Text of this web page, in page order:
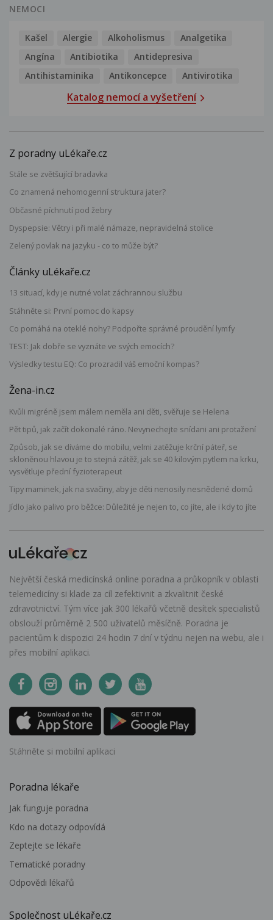
NEMOCI
Kašel Alergie Alkoholismus
Analgetika
Angína
Antibiotika
Antidepresiva
Antihistaminika
Antikoncepce Antivirotika
Katalog nemocí a vyšetření
Z poradny uLékaře.cz
Stále se zvětšující bradavka
Co znamená nehomogenní struktura jater?
Občasné píchnutí pod žebry
Dyspepsie: Větry i při malé námaze, nepravidelná stolice
Zelený povlak na jazyku - co to může být?
Články uLékaře.cz
13 situací, kdy je nutné volat záchrannou službu
Stáhněte si: První pomoc do kapsy
Co pomáhá na oteklé nohy? Podpořte správné proudění lymfy
TEST: Jak dobře se vyznáte ve svých emocích?
Výsledky testu EQ: Co prozradil váš emoční kompas?
Žena-in.cz
Kvůli migréně jsem málem neměla ani děti, svěřuje se Helena
Pět tipů, jak začít dokonalé ráno. Nevynechejte snídani ani protažení
Způsob, jak se díváme do mobilu, velmi zatěžuje krční páteř, se
skloněnou hlavou je to stejná zátěž, jak se 40 kilovým pytlem na krku,
vysvětluje přední fyzioterapeut
Tipy maminek, jak na svačiny, aby je děti nenosily nesnědené domů
Jídlo jako palivo pro běžce: Důležité je nejen to, co jíte, ale i kdy to jíte
Největší česká medicínská online poradna a průkopník v oblasti
telemedicíny si klade za cíl zefektivnit a zkvalitnit české
zdravotnictví. Tým více jak 300 lékařů včetně desítek specialistů
obslouží průměrně 2 500 uživatelů měsíčně. Poradna je
pacientům k dispozici 24 hodin 7 dní v týdnu nejen na webu, ale i
přes mobilní aplikaci.
Stáhněte si mobilní aplikaci
Poradna lékaře
Jak funguje poradna
Kdo na dotazy odpovídá
Zeptejte se lékaře
Tematické poradny
Odpovědi lékařů
Společnost uLékaře.cz